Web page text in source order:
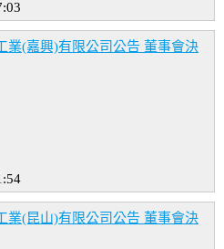
業(嘉興)有限公司公告 董事會決
業(昆山)有限公司公告 董事會決